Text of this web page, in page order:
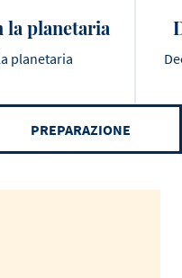
la planetaria
planetaria
PREPARAZIONE